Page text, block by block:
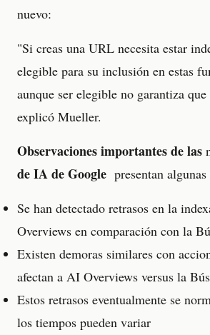
nuevo:
"Si creas una URL necesita estar
elegible para su inclusión en estas
aunque ser elegible no garantiza
explicó Mueller.
Observaciones importantes de las
de IA de Google presentan
Se han detectado retrasos en la
Overviews en comparación con la
Existen demoras similares con
afectan a AI Overviews versus la
Estos retrasos eventualmente se
los tiempos pueden variar